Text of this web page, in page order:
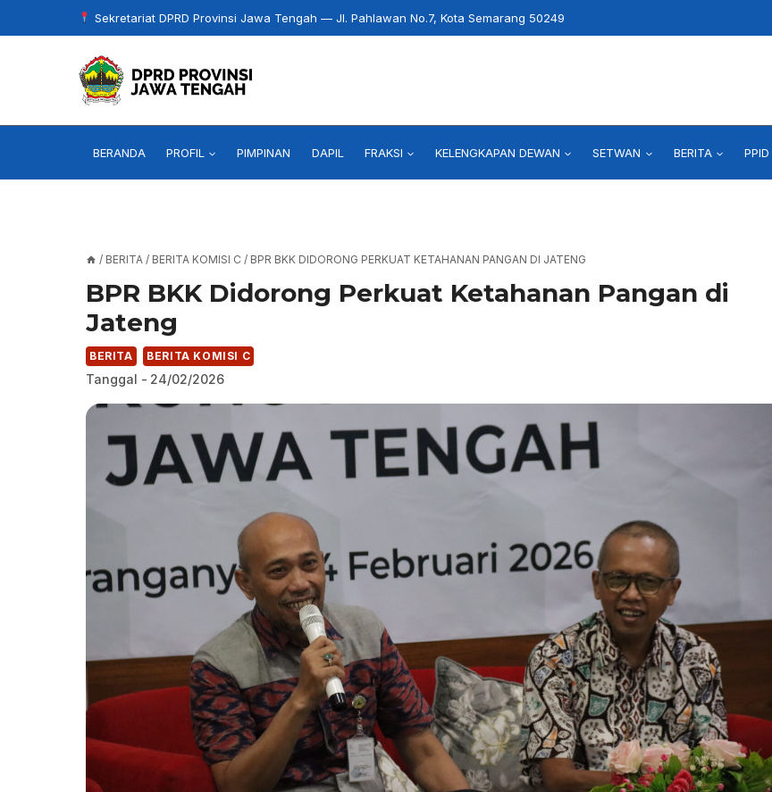
to
Sekretariat DPRD Provinsi Jawa Tengah — Jl. Pahlawan No.7, Kota Semarang 50249
BERANDA PROFIL PIMPINAN DAPIL FRAKSI KELENGKAPAN DEWAN SETWAN BERITA PPID
/ BERITA / BERITA KOMISI C / BPR BKK DIDORONG PERKUAT KETAHANAN PANGAN DI JATENG
BPR BKK Didorong Perkuat Ketahanan Pangan di
Jateng
BERITA BERITA KOMISI C
Tanggal - 24/02/2026